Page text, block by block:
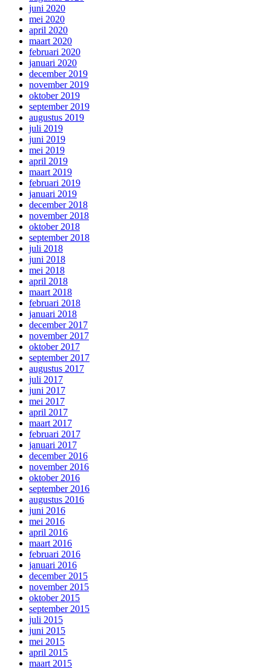
juni 2020
mei 2020
april 2020
maart 2020
februari 2020
januari 2020
december 2019
november 2019
oktober 2019
september 2019
augustus 2019
juli 2019
juni 2019
mei 2019
april 2019
maart 2019
februari 2019
januari 2019
december 2018
november 2018
oktober 2018
september 2018
juli 2018
juni 2018
mei 2018
april 2018
maart 2018
februari 2018
januari 2018
december 2017
november 2017
oktober 2017
september 2017
augustus 2017
juli 2017
juni 2017
mei 2017
april 2017
maart 2017
februari 2017
januari 2017
december 2016
november 2016
oktober 2016
september 2016
augustus 2016
juni 2016
mei 2016
april 2016
maart 2016
februari 2016
januari 2016
december 2015
november 2015
oktober 2015
september 2015
juli 2015
juni 2015
mei 2015
april 2015
maart 2015